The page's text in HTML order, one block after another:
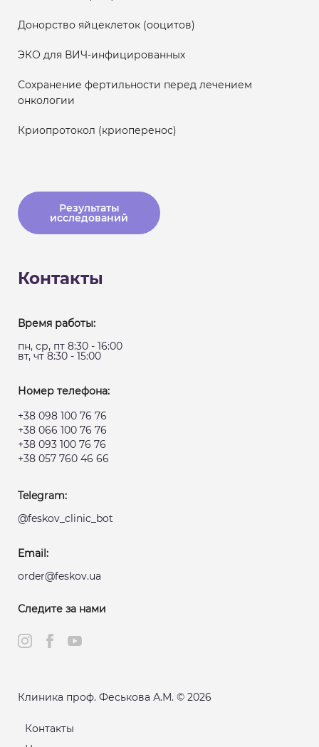
Донорство яйцеклеток (ооцитов)
ЭКО для ВИЧ-инфицированных
Сохранение фертильности перед лечением
онкологии
Криопротокол (криоперенос)
Результаты
исследований
Контакты
Время работы:
пн, ср, пт 8:30 - 16:00
вт, чт 8:30 - 15:00
Номер телефона:
+38 098 100 76 76
+38 066 100 76 76
+38 093 100 76 76
+38 057 760 46 66
Telegram:
@feskov_clinic_bot
Email:
order@feskov.ua
Следите за нами
Клиника проф. Феськова А.М. © 2026
Контакты